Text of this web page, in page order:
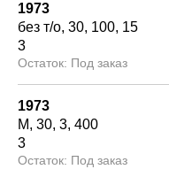
1973
без т/о 30 100 15
3
Под заказ
1973
М 30 3 400
3
Под заказ